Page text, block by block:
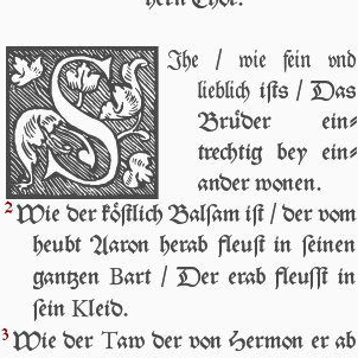
SIhe / wie fein vnd
lieblich iſts / Das
Brüder ein­
trechtig bey ei­n­
an­der wonen.
2 Wie der köſtlich Balſam iſt / der vom
heubt Aaron herab fleuſt in ſei­nen
gan­tzenBart / Der erab fleuſſt in
ſein Kleid.
3 Wie der Taw der von Hermon er ab